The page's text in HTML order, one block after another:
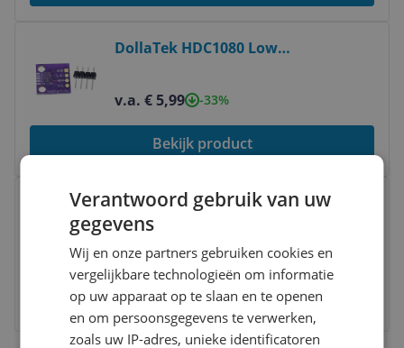
DollaTek HDC1080 Low
zeer nauwkeurige digitale
vochtsensor met
temperatuursensor
v.a. € 5,99 -33%
Bekijk product
Chemin Arte 210 Handdoekdroger -
900 W - Zwart
v.a. € 267,40
-3%
Bekijk product
Verantwoord gebruik van uw
gegevens
Wij en onze partners gebruiken cookies en
vergelijkbare technologieën om informatie
op uw apparaat op te slaan en te openen
en om persoonsgegevens te verwerken,
zoals uw IP-adres, unieke identificatoren